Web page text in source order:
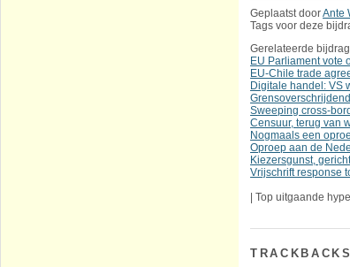
Geplaatst doorAnte
Tags voor deze
Gerelateerde
EU Parliament vote
EU-Chile trade
Digitale handel: VS
Sweeping cross-
Censuur, terug van
Nogmaals een
Oproep aan de
Kiezersgunst,
Vrijschrift response
Top uitgaande
TRACKBACKS